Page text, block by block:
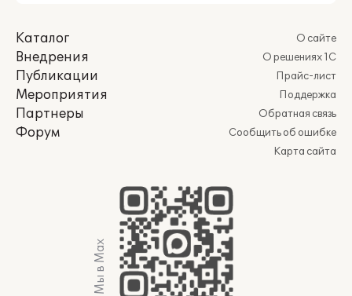
Каталог
Внедрения
Публикации
Мероприятия
Партнеры
Форум
О сайте
О решениях 1С
Прайс-лист
Поддержка
Обратная связь
Сообщить об ошибке
Карта сайта
Мы в Max